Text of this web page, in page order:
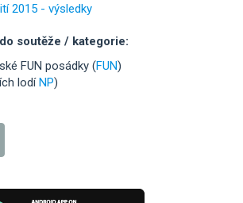
2015 - výsledky
soutěže / kategorie:
FUN posádky (FUN)
lodíNP)